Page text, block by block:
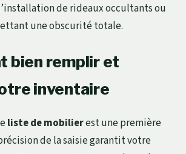
de rideaux occultants ou
une obscurité totale.
bien remplir et
inventaire
liste de mobilierest une première
de la saisie garantit votre